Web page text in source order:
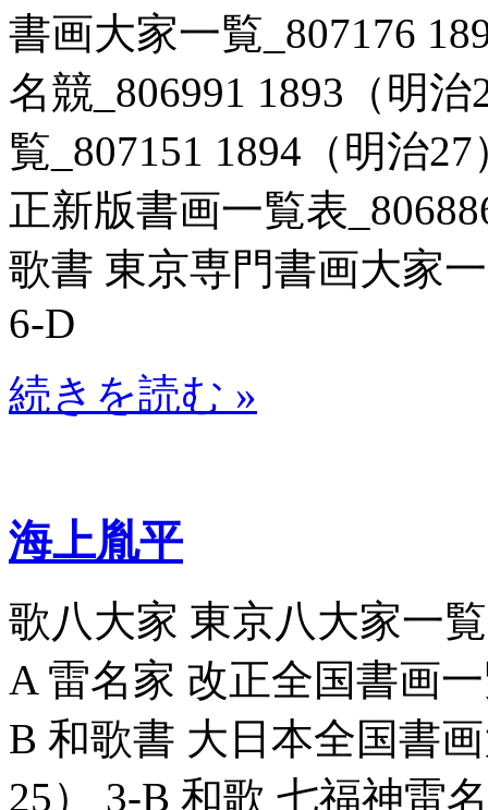
書画大家一覧_807176
名競_806991 1893（明
覧_807151 1894（明治
正新版書画一覧表
歌書 東京専門書画大家
6-D
続きを読む »
海上胤平
歌八大家 東京八大家一
A 雷名家 改正全国書画
B 和歌書 大日本全国書
25） 3-B 和歌 七福神雷